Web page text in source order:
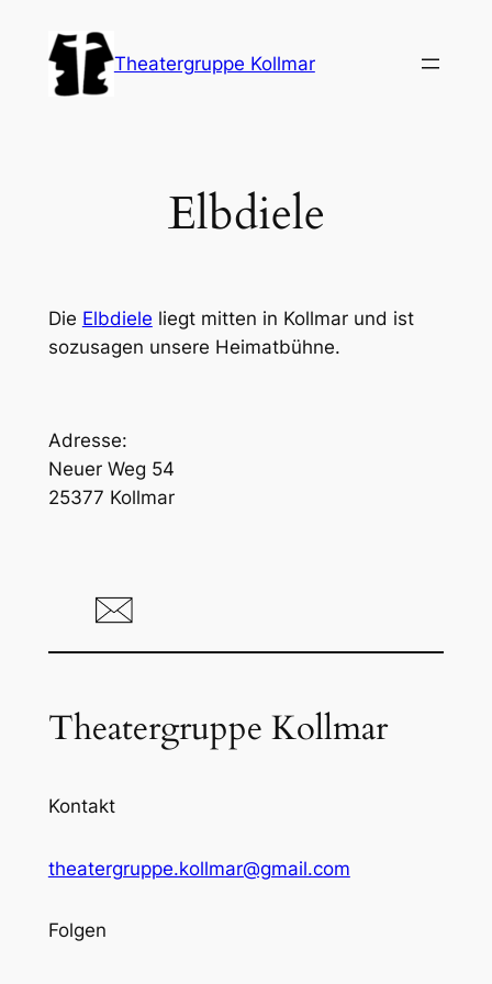
Inhalt
springen
Theatergruppe Kollmar
Elbdiele
Die Elbdiele liegt mitten in Kollmar und ist
sozusagen unsere Heimatbühne.
Adresse:
Neuer Weg 54
25377 Kollmar
Theatergruppe Kollmar
Kontakt
theatergruppe.kollmar@gmail.com
Folgen